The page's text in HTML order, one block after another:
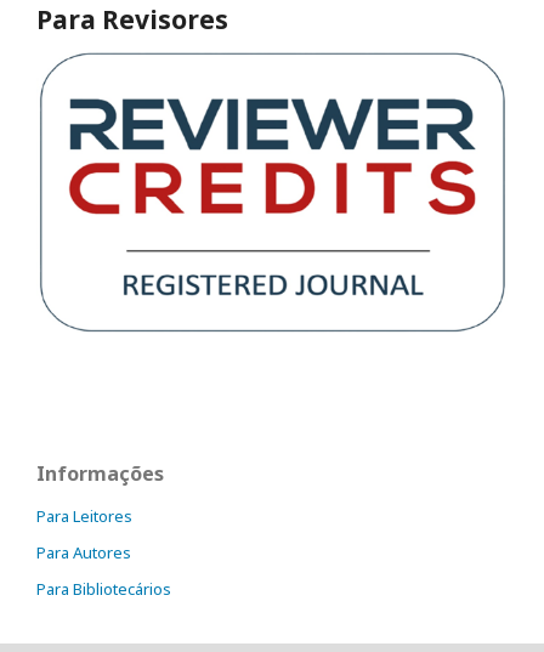
Para Revisores
Informações
Para Leitores
Para Autores
Para Bibliotecários